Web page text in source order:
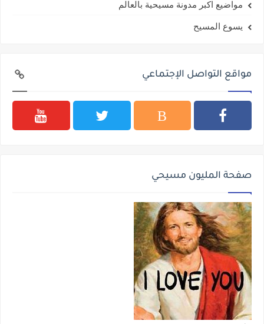
مواضيع اكبر مدونة مسيحية بالعالم
يسوع المسيح
مواقع التواصل الإجتماعي
صفحة المليون مسيحي